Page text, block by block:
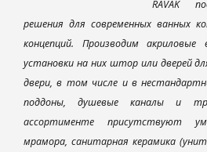
RAVAK
решения для современных ванных
концепций. Производим
установки на них штор или дверей
двери, в том числе и в
поддоны, душевые каналы и
ассортименте присутствуют
мрамора, санитарная керамика